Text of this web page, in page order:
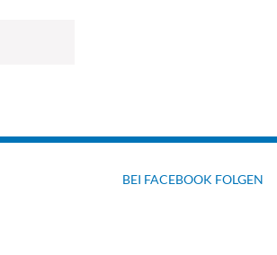
BEI FACEBOOK FOLGEN